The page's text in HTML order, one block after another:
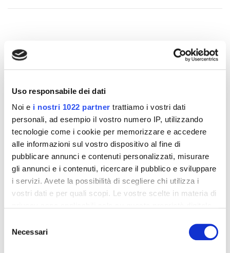
Uso responsabile dei dati
Noi e i nostri 1022 partner trattiamo i vostri dati
personali, ad esempio il vostro numero IP, utilizzando
tecnologie come i cookie per memorizzare e accedere
alle informazioni sul vostro dispositivo al fine di
pubblicare annunci e contenuti personalizzati, misurare
gli annunci e i contenuti, ricercare il pubblico e sviluppare
i servizi. Avete la possibilità di scegliere chi utilizza i
vostri dati e per quali scopi. Le vostre scelte in materia di
modificare o revocare il proprio consenso in qualsiasi
momento dalla Dichiarazione sui cookie o facendo clic
delNecessari
Altri prodotti che potrebbero
interessarti
Integratori per dimagrire Integratori per dimagrire
Amin 21 K neutro